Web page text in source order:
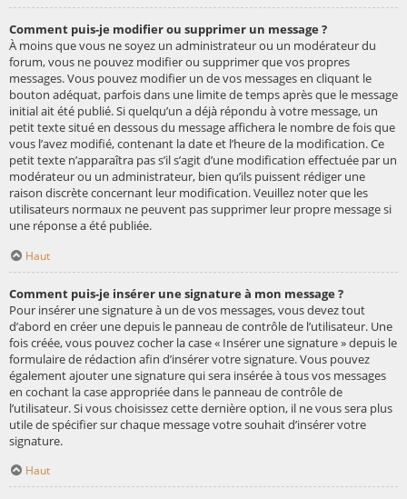
Comment puis-je modifier ou supprimer un message ?
À moins que vous ne soyez un administrateur ou un modérateur du
forum, vous ne pouvez modifier ou supprimer que vos propres
messages. Vous pouvez modifier un de vos messages en cliquant le
bouton adéquat, parfois dans une limite de temps après que le message
initial ait été publié. Si quelqu’un a déjà répondu à votre message, un
petit texte situé en dessous du message affichera le nombre de fois que
vous l’avez modifié, contenant la date et l’heure de la modification. Ce
petit texte n’apparaîtra pas s’il s’agit d’une modification effectuée par un
modérateur ou un administrateur, bien qu’ils puissent rédiger une
raison discrète concernant leur modification. Veuillez noter que les
utilisateurs normaux ne peuvent pas supprimer leur propre message si
une réponse a été publiée.
Haut
Comment puis-je insérer une signature à mon message ?
Pour insérer une signature à un de vos messages, vous devez tout
d’abord en créer une depuis le panneau de contrôle de l’utilisateur. Une
fois créée, vous pouvez cocher la case « Insérer une signature » depuis le
formulaire de rédaction afin d’insérer votre signature. Vous pouvez
également ajouter une signature qui sera insérée à tous vos messages
en cochant la case appropriée dans le panneau de contrôle de
l’utilisateur. Si vous choisissez cette dernière option, il ne vous sera plus
utile de spécifier sur chaque message votre souhait d’insérer votre
signature.
Haut